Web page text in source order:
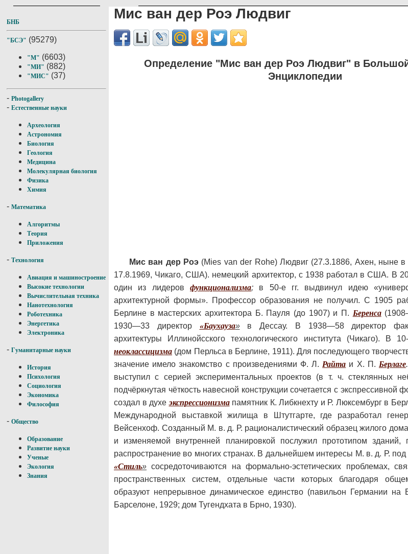
БНБ
"БСЭ" (95279)
"М" (6603)
"МИ" (882)
"МИС" (37)
- Photogallery
- Естественные науки
Археология
Астрономия
Биология
Геология
Медицина
Молекулярная биология
Физика
Химия
- Математика
Алгоритмы
Теория
Приложения
- Технология
Авиация и машиностроение
Высокие технологии
Вычислительная техника
Нанотехнология
Роботехника
Энергетика
Электроника
- Гуманитарные науки
История
Психология
Социология
Экономика
Философия
- Общество
Образование
Развитие науки
Ученые
Экология
Знания
Мис ван дер Роэ Людвиг
Определение "Мис ван дер Роэ Людвиг" в
Энциклопедии
Мис ван дер Роэ (Mies van der Rohe) Людвиг (27.3.1886, Ахен, ныне
17.8.1969, Чикаго, США). немецкий архитектор, с 1938 работал в США. В
один из лидеров функционализма; в 50-е гг. выдвинул идею
архитектурной формы». Профессор образования не получил. С 1905
Берлине в мастерских архитектора Б. Пауля (до 1907) и П. Беренса
1930—33 директор «Баухауза»в Дессау. В 1938—58 директор
архитектуры Иллинойсского технологического института (Чикаго). В
неоклассицизма (дом Перльса в Берлине, 1911). Для последующего
значение имело знакомство с произведениями Ф. Л. Райта и Х. П. Берлаге.
выступил с серией экспериментальных проектов (в т. ч. стеклянных
подчёркнутая чёткость навесной конструкции сочетается с
создал в духеэкспрессионизмапамятник К. Либкнехту и Р. Люксембург в
Международной выставкой жилища в Штутгарте, где разработал
Вейсенхоф. Созданный М. в. д. Р. рационалистический образец жилого
и изменяемой внутренней планировкой послужил прототипом зданий,
распространение во многих странах. В дальнейшем интересы М. в. д. Р.
«Стиль» сосредоточиваются на формально-эстетических проблемах,
пространственных систем, отдельные части которых благодаря
образуют непрерывное динамическое единство (павильон Германии на
Барселоне, 1929; дом Тугендхата в Брно, 1930).